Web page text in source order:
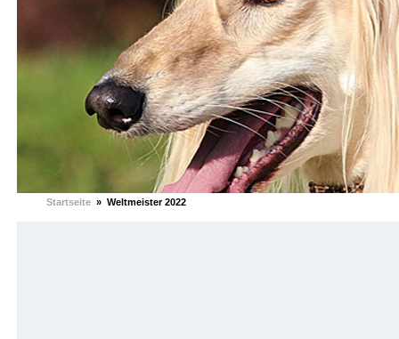
Startseite » Weltmeister 2022